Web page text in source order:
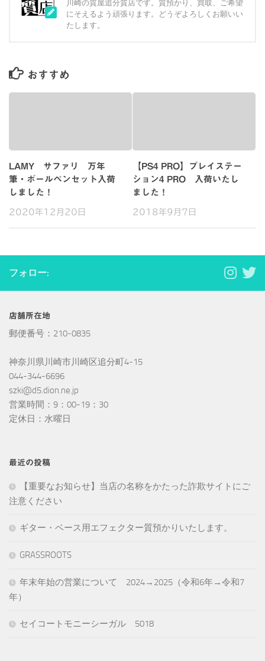
川崎の質屋追分質店です。質預かり、買取、ご希望
にそえるよう頑張ります。どうぞよろしくお願いい
たします。
おすすめ
LAMY サファリ 万年
筆・ボールペンセット入荷
しました！
2020年12月20日
【PS4 PRO】プレイステー
ション4 PRO 入荷いたし
ました！
2018年9月7日
フォロー:
店舗所在地
郵便番号：210-0835
神奈川県川崎市川崎区追分町4-15
044-344-6696
szki@d5.dion.ne.jp
営業時間：9：00-19：30
定休日：水曜日
最近の投稿
【重要なお知らせ】当店の名称をかたった詐欺サイトにご
注意ください
ギター・ベース用エフェクター質預かりいたします。
GRASSROOTS
年末年始の営業について 2024→2025（令和6年→令和7
年）
セイコートモニーシーガル 5018